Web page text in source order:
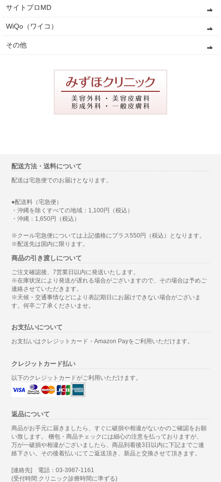
サイトプロMD
WiQo（ワイコ）
その他
配送方法・送料について
配送は宅急便でのお届けとなります。
●配送料（宅急便）
・沖縄を除くすべての地域：1,100円（税込）
・沖縄：1,650円（税込）
※クール宅急便については上記価格にプラス550円（税込）となります。
※配送先は国内に限ります。
商品の引き渡しについて
ご注文確認後、7営業日以内に発送いたします。
※在庫状況により発送が遅れる場合がございますので、その場合は予めご
連絡させていただきます。
※天候・交通事情などにより表記期日にお届けできない場合がございま
す。何卒ご了承くださいませ。
お支払いについて
お支払いはクレジットカード・Amazon Payをご利用いただけます。
クレジットカード払い
以下のクレジットカードがご利用いただけます。
返品について
商品がお手元に届きましたら、すぐに破損や相違がないかのご確認をお願
い致します。 梱包・商品チェックには細心の注意を払っておりますが、
万が一破損や相違がございましたら、商品到着後3日以内に下記までご連
絡下さい。その後着払いにてご返送頂き、新品と交換させて頂きます。
[連絡先] 電話：03-3987-1161
(受付時間:クリニック診療時間に準ずる)